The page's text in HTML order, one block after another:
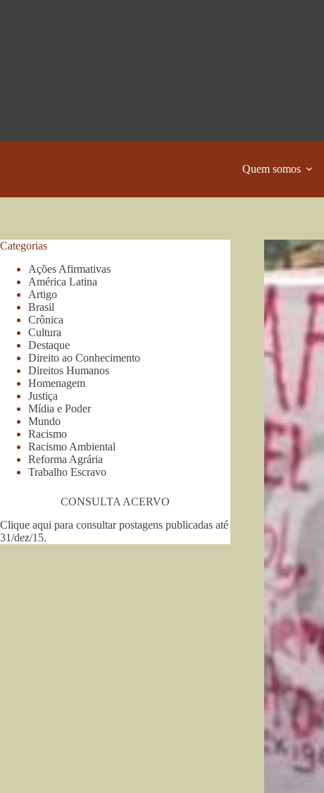
Quem somos
Categorias
Ações Afirmativas
América Latina
Artigo
Brasil
Crônica
Cultura
Destaque
Direito ao Conhecimento
Direitos Humanos
Homenagem
Justiça
Mídia e Poder
Mundo
Racismo
Racismo Ambiental
Reforma Agrária
Trabalho Escravo
CONSULTA ACERVO
Clique aqui para consultar postagens publicadas até
31/dez/15.